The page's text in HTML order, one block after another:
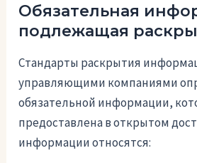
Обязательная
подлежащая
Стандарты раскрытия
управляющими компаниями
обязательной информации,
предоставлена в открытом
информации относятся: